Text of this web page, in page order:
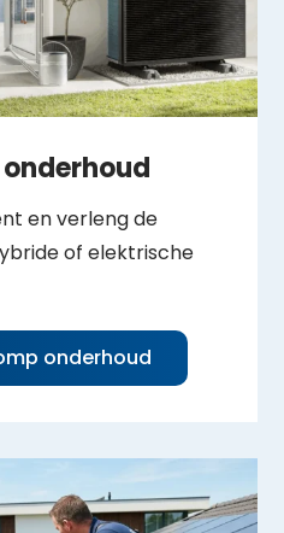
en verleng de
of elektrische
onderhoud